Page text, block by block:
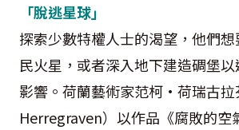
「脫逃星球」
探索少數特權人士的渴望，他們
民火星，或者深入地下建造碉堡
影響。荷蘭藝術家范柯·荷瑞古
Herregraven）以作品《腐敗的